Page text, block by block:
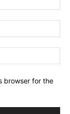
browser for the